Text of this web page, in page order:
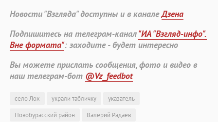
Новости "Взгляда" доступны и в каналеДзена
Подпишитесь на телеграм-канал"ИА "Взгляд-инфо".
Вне формата": заходите - будет интересно
Вы можете прислать сообщения, фото и видео в
наш телеграм-бот @Vz_feedbot
село Лох украли табличку
указатель
Новобурасский район
Валерий Радаев